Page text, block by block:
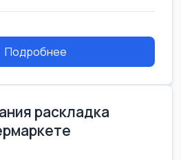
Подробнее
раскладка